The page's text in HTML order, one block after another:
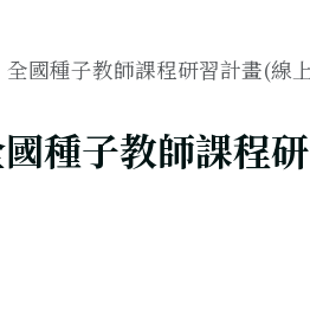
全國種子教師課程研習計畫(線
種子教師課程